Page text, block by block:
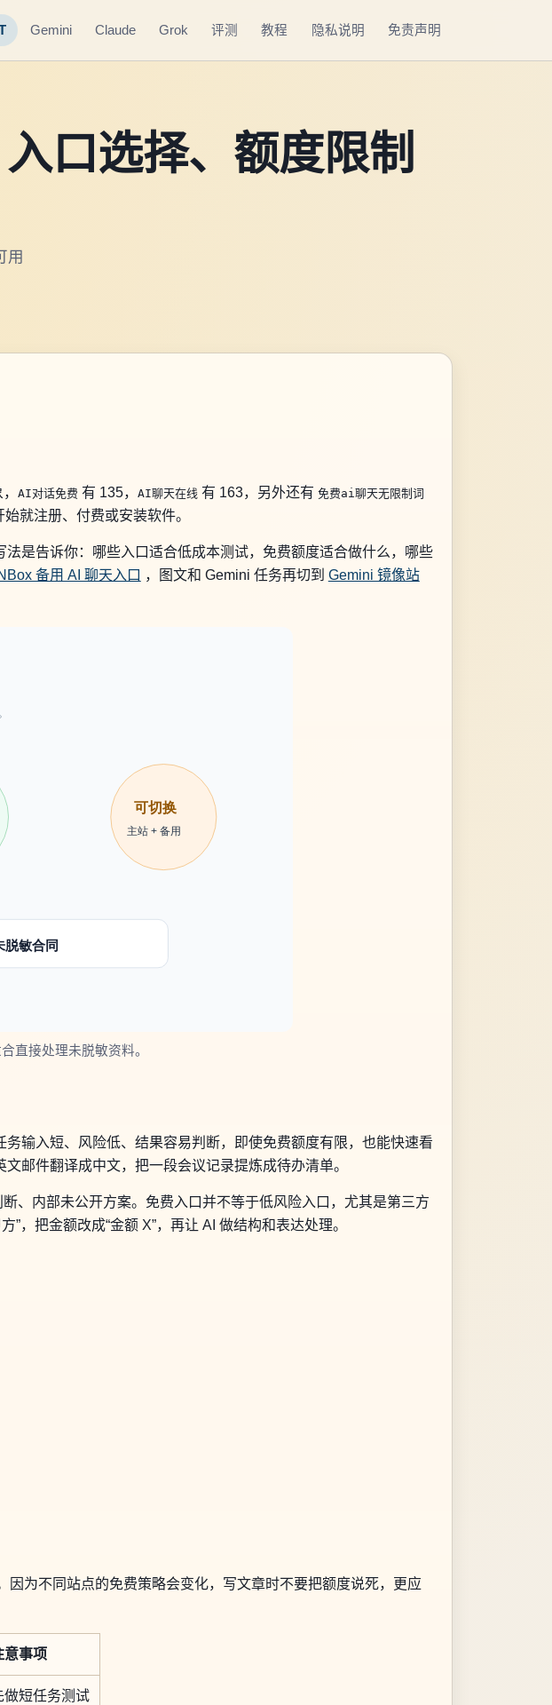
Gemini Claude Grok 评测 教程 隐私说明 免责声明
口选择、额度限制
用
AI对话免费 有 135， AI聊天在线有 163，另外还有 免费ai聊天无限制词
就注册、付费或安装软件。
法是告诉你：哪些入口适合低成本测试，免费额度适合做什么，哪些
备用 AI 聊天入口 ，图文和 Gemini 任务再切到 Gemini 镜像站
直接处理未脱敏资料。
输入短、风险低、结果容易判断，即使免费额度有限，也能快速看
邮件翻译成中文，把一段会议记录提炼成待办清单。
、内部未公开方案。免费入口并不等于低风险入口，尤其是第三方
，把金额改成“金额 X”，再让 AI 做结构和表达处理。
因为不同站点的免费策略会变化，写文章时不要把额度说死，更应
意事项
做短任务测试